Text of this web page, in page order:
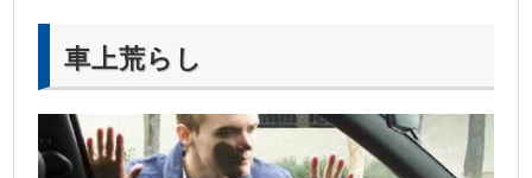
車上荒らし